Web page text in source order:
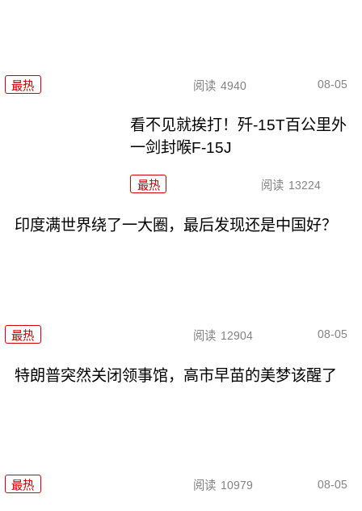
最热 阅读 4940 08-05
看不见就挨打！歼-15T百公里外
一剑封喉F-15J
最热 阅读 13224
印度满世界绕了一大圈，最后发现还是中国好？
最热 阅读 12904 08-05
特朗普突然关闭领事馆，高市早苗的美梦该醒了
最热 阅读 10979 08-05